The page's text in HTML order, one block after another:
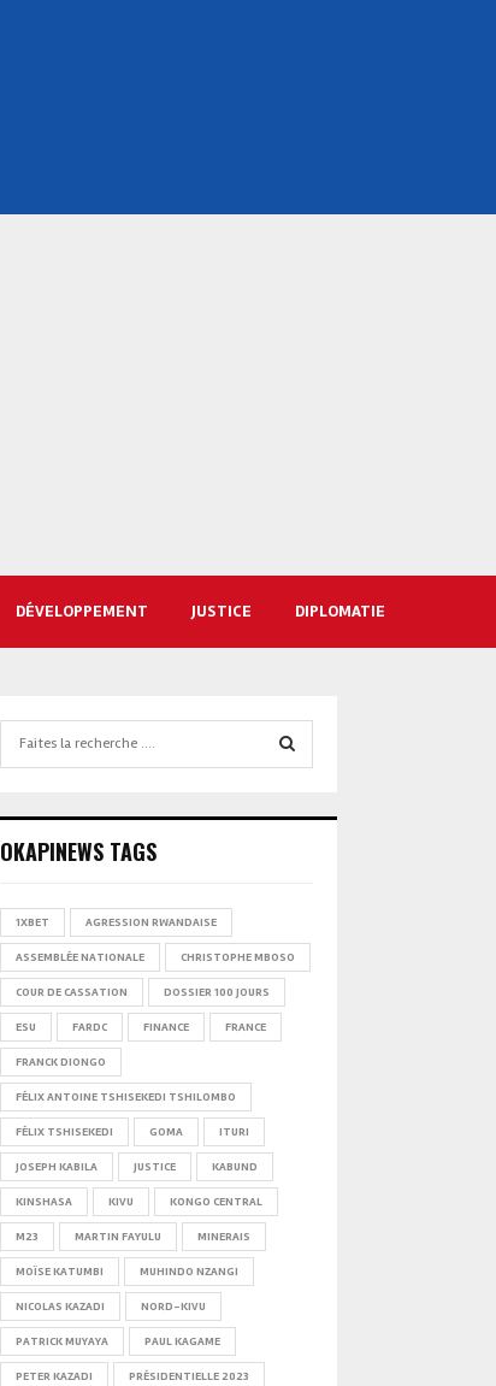
DÉVELOPPEMENT JUSTICE DIPLOMATIE
OKAPINEWS TAGS
1XBET AGRESSION RWANDAISE
ASSEMBLÉE NATIONALE CHRISTOPHE MBOSO
COUR DE CASSATION DOSSIER 100 JOURS
ESU FARDC FINANCE FRANCE
FRANCK DIONGO
FÉLIX ANTOINE TSHISEKEDI TSHILOMBO
FÉLIX TSHISEKEDI GOMA ITURI
JOSEPH KABILA JUSTICE KABUND
KINSHASA KIVU KONGO CENTRAL
M23 MARTIN FAYULU MINERAIS
MOÏSE KATUMBI MUHINDO NZANGI
NICOLAS KAZADI NORD-KIVU
PATRICK MUYAYA PAUL KAGAME
PETER KAZADI PRÉSIDENTIELLE 2023